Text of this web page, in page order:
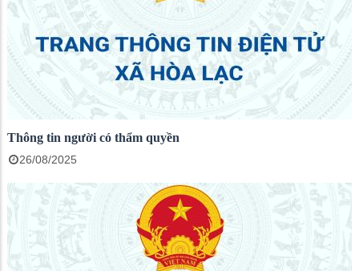
Thông tin người có thẩm quyền
26/08/2025